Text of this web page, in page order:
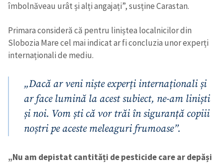
in English
на русском
îmbolnăveau urât și alți angajați”, susține Carastan.
Primara consideră că pentru liniștea localnicilor din
Slobozia Mare cel mai indicat ar fi concluzia unor experți
internaționali de mediu.
„Dacă ar veni niște experți internaționali și
ar face lumină la acest subiect, ne-am liniști
și noi. Vom ști că vor trăi în siguranță copiii
noștri pe aceste meleaguri frumoase”.
„Nu am depistat cantități de pesticide care ar depăși